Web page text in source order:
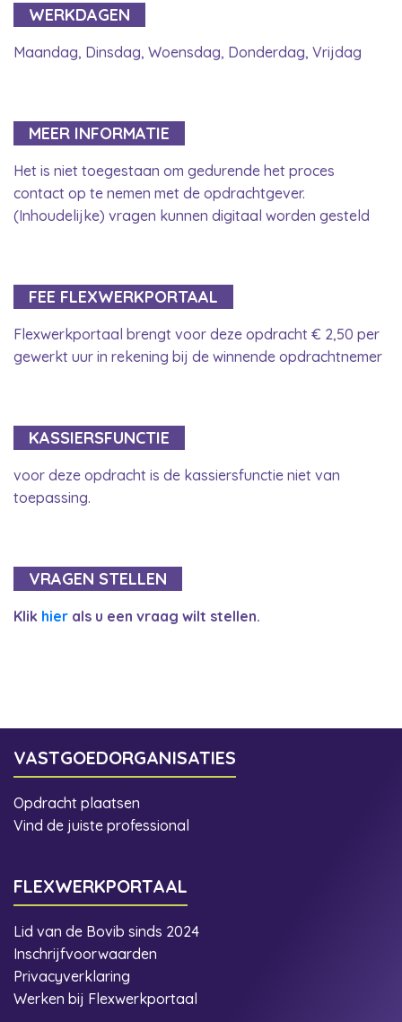
WERKDAGEN
Maandag, Dinsdag, Woensdag, Donderdag, Vrijdag
MEER INFORMATIE
Het is niet toegestaan om gedurende het proces
contact op te nemen met de opdrachtgever.
(Inhoudelijke) vragen kunnen digitaal worden gesteld
FEE FLEXWERKPORTAAL
Flexwerkportaal brengt voor deze opdracht € 2,50 per
gewerkt uur in rekening bij de winnende opdrachtnemer
KASSIERSFUNCTIE
voor deze opdracht is de kassiersfunctie niet van
toepassing.
VRAGEN STELLEN
Klik hier als u een vraag wilt stellen.
VASTGOEDORGANISATIES
Opdracht plaatsen
Vind de juiste professional
FLEXWERKPORTAAL
Lid van de Bovib sinds 2024
Inschrijfvoorwaarden
Privacyverklaring
Werken bij Flexwerkportaal